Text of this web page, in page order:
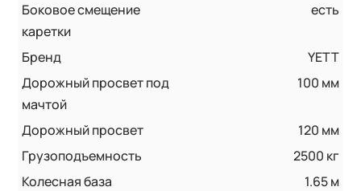
Боковое смещение
каретки
есть
Бренд
YETT
Дорожный просвет под
мачтой
100 мм
Дорожный просвет
120 мм
Грузоподъемность
2500 кг
Колесная база
1.65 м